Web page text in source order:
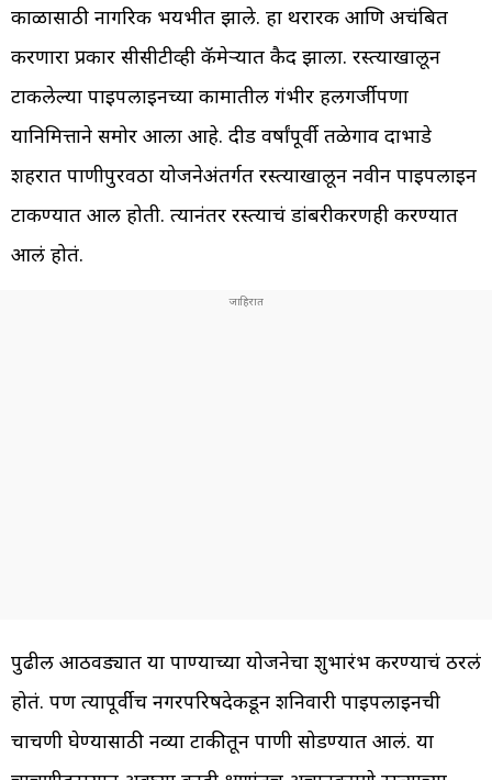
काळासाठी नागरिक भयभीत झाले. हा थरारक आणि अचंबित
करणारा प्रकार सीसीटीव्ही कॅमेऱ्यात कैद झाला. रस्त्याखालून
टाकलेल्या पाइपलाइनच्या कामातील गंभीर हलगर्जीपणा
यानिमित्ताने समोर आला आहे. दीड वर्षांपूर्वी तळेगाव दाभाडे
शहरात पाणीपुरवठा योजनेअंतर्गत रस्त्याखालून नवीन पाइपलाइन
टाकण्यात आली होती. त्यानंतर रस्त्याचं डांबरीकरणही करण्यात
आलं होतं.
पुढील आठवड्यात या पाण्याच्या योजनेचा शुभारंभ करण्याचं ठरलं
होतं. पण त्यापूर्वीच नगरपरिषदेकडून शनिवारी पाइपलाइनची
चाचणी घेण्यासाठी नव्या टाकीतून पाणी सोडण्यात आलं. या